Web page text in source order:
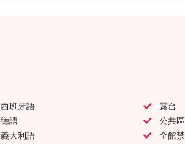
西班牙語
德語
義大利語
露台
公共
全館